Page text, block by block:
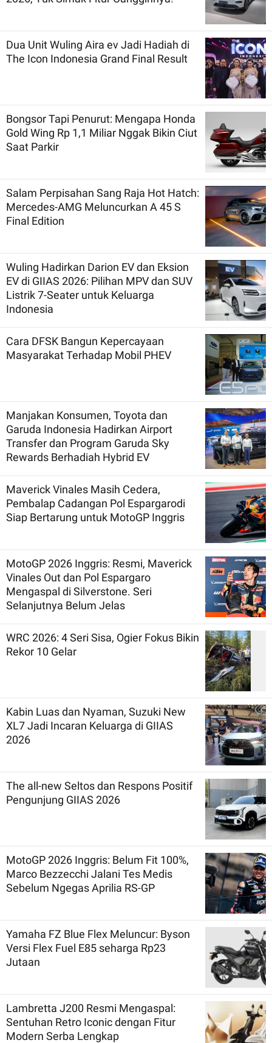
Dua Unit Wuling Aira ev Jadi Hadiah di
The Icon Indonesia Grand Final Result
Bongsor Tapi Penurut: Mengapa Honda
Gold Wing Rp 1,1 Miliar Nggak Bikin Ciut
Saat Parkir
Salam Perpisahan Sang Raja Hot Hatch:
Mercedes-AMG Meluncurkan A 45 S
Final Edition
Wuling Hadirkan Darion EV dan Eksion
EV di GIIAS 2026: Pilihan MPV dan SUV
Listrik 7-Seater untuk Keluarga
Indonesia
Cara DFSK Bangun Kepercayaan
Masyarakat Terhadap Mobil PHEV
Manjakan Konsumen, Toyota dan
Garuda Indonesia Hadirkan Airport
Transfer dan Program Garuda Sky
Rewards Berhadiah Hybrid EV
Maverick Vinales Masih Cedera,
Pembalap Cadangan Pol Espargarodi
Siap Bertarung untuk MotoGP Inggris
MotoGP 2026 Inggris: Resmi, Maverick
Vinales Out dan Pol Espargaro
Mengaspal di Silverstone. Seri
Selanjutnya Belum Jelas
WRC 2026: 4 Seri Sisa, Ogier Fokus Bikin
Rekor 10 Gelar
Kabin Luas dan Nyaman, Suzuki New
XL7 Jadi Incaran Keluarga di GIIAS
2026
The all-new Seltos dan Respons Positif
Pengunjung GIIAS 2026
MotoGP 2026 Inggris: Belum Fit 100%,
Marco Bezzecchi Jalani Tes Medis
Sebelum Ngegas Aprilia RS-GP
Yamaha FZ Blue Flex Meluncur: Byson
Versi Flex Fuel E85 seharga Rp23
Jutaan
Lambretta J200 Resmi Mengaspal:
Sentuhan Retro Iconic dengan Fitur
Modern Serba Lengkap